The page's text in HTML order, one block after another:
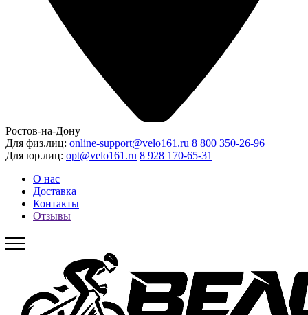
Ростов-на-Дону
Для физ.лиц: online-support@velo161.ru 8 800 350-26-96
Для юр.лиц: opt@velo161.ru 8 928 170-65-31
О нас
Доставка
Контакты
Отзывы